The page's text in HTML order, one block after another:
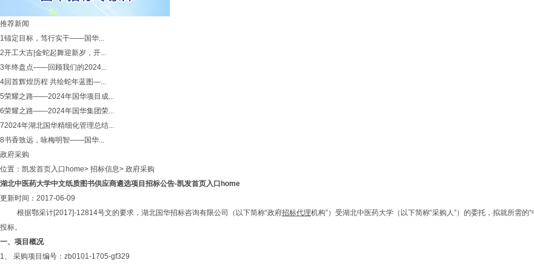
推荐新闻
1锚定目标，笃行实干——国华...
2开工大吉|金蛇起舞迎新岁，开...
3年终盘点——回顾我们的2024...
4回首辉煌历程 共绘蛇年蓝图—...
5荣耀之路——2024年国华项目成...
6荣耀之路——2024年国华集团荣...
72024年湖北国华精细化管理总结...
8书香致远，咏梅明智——国华...
政府采购
位置： 凯发首页入口home> 招标信息> 政府采购
湖北中医药大学中文纸质图书供应商遴选项目招标公告-凯发首页入口home
更新时间：2017-06-09
根据鄂采计[2017]-12814号文的要求，湖北国华招标咨询有限公司（以下简称“政府招标代理机构”）受湖北中医药大学 （以下简称“采购人”）的委托 ，拟就所需的
投标。
一、项目概况
1、 采购项目编号：zb0101-1705-gf329